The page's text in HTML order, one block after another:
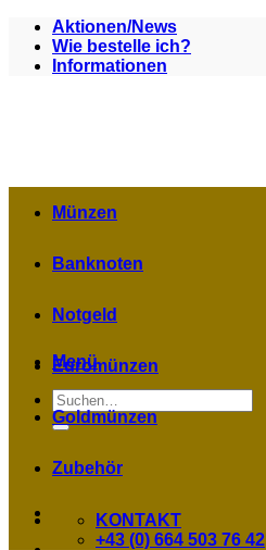
Zum
Inhalt
springen
Aktionen/News
Wie bestelle ich?
Informationen
Menü
Suchen
nach:
Münzen
Banknoten
Notgeld
Euromünzen
Goldmünzen
Zubehör
KONTAKT
+43 (0) 664 503 76 42